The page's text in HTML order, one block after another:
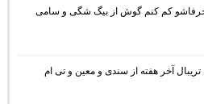
حرفاشو کم کنم گوش از بیگ شگی و سامی
آخر هفته از سندی و معین و تی ام